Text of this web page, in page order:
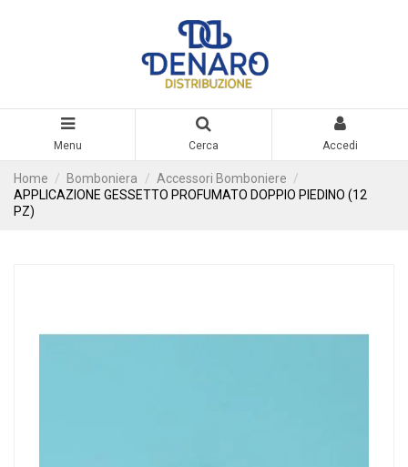
Menu Cerca Accedi
Home Bomboniera
Accessori Bomboniere
APPLICAZIONE GESSETTO PROFUMATO DOPPIO PIEDINO (12
PZ)